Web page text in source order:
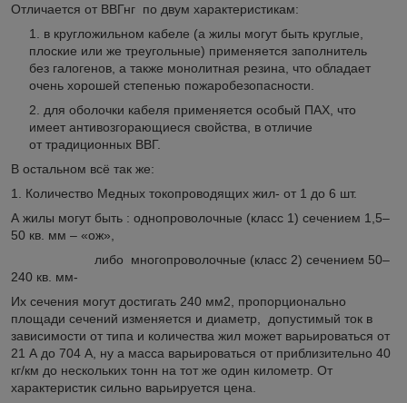
Отличается от ВВГнг по двум характеристикам:
в кругложильном кабеле (а жилы могут быть круглые,
плоские или же треугольные) применяется заполнитель
без галогенов, а также монолитная резина, что обладает
очень хорошей степенью пожаробезопасности.
для оболочки кабеля применяется особый ПАХ, что
имеет антивозгорающиеся свойства, в отличие
от традиционных ВВГ.
В остальном всё так же:
1. Количество Медных токопроводящих жил- от 1 до 6 шт.
А жилы могут быть : однопроволочные (класс 1) сечением 1,5–
50 кв. мм – «ож»,
либо многопроволочные (класс 2) сечением 50–
240 кв. мм-
Их сечения могут достигать 240 мм2 , пропорционально
площади сечений изменяется и диаметр, допустимый ток в
зависимости от типа и количества жил может варьироваться от
21 А до 704 А, ну а масса варьироваться от приблизительно 40
кг/км до нескольких тонн на тот же один километр. От
характеристик сильно варьируется цена.